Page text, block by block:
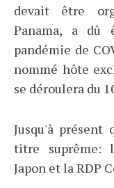
devait être
Panama, a
pandémie de
nommé hôte
se déroulera du
Jusqu'à présent
titre suprême:
Japon et la RDP